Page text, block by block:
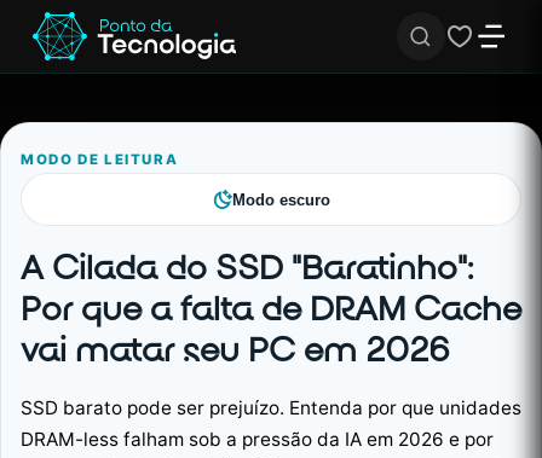
MODO DE LEITURA
Modo escuro
A Cilada do SSD "Baratinho":
Por que a falta de DRAM Cache
vai matar seu PC em 2026
SSD barato pode ser prejuízo. Entenda por que unidades
DRAM-less falham sob a pressão da IA em 2026 e por